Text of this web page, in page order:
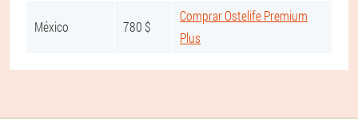
México 780 $
Comprar Ostelife Premium
Plus